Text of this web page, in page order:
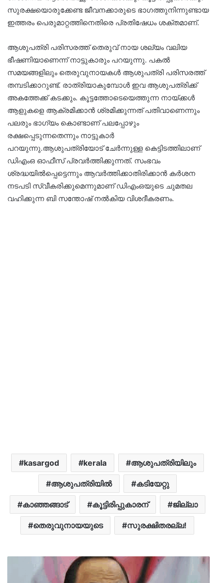
സുരക്ഷയൊരുക്കേണ്ട ജീവനക്കാരുടെ ഭാഗത്തുനിന്നുണ്ടായ
ഇത്തരം പെരുമാറ്റത്തിനെതിരെ പ്രതിഷേധം ശക്തമാണ്.
ആശുപത്രി പരിസരത്ത് തെരുവ് നായ ശല്യം വലിയ
ഭീഷണിയാണെന്ന് നാട്ടുകാരും പറയുന്നു. പകൽ
സമയങ്ങളിലും തെരുവുനായകൾ ആശുപത്രി പരിസരത്ത്
തമ്പടിക്കാറുണ്ട്. രാത്രിയാകുമ്പോൾ ഇവ ആശുപത്രിക്ക്
അകത്തേക്ക് കടക്കും. കൂട്ടത്തോടെയെത്തുന്ന നായ്ക്കൾ
ആളുകളെ ആക്രമിക്കാൻ ശ്രമിക്കുന്നത് പതിവാണെന്നും
പലരും ഭാഗ്യം കൊണ്ടാണ് പലപ്പോഴും
രക്ഷപ്പെടുന്നതെന്നും നാട്ടുകാർ
പറയുന്നു.ആശുപത്രിയോട് ചേർന്നുള്ള കെട്ടിടത്തിലാണ്
ഡിഎംഒ ഓഫീസ് പ്രവർത്തിക്കുന്നത്. സംഭവം
ശ്രദ്ധയിൽപ്പെട്ടെന്നും ആവർത്തിക്കാതിരിക്കാൻ കർശന
നടപടി സ്വീകരിക്കുമെന്നുമാണ് ഡിഎംഒയുടെ ചുമതല
വഹിക്കുന്ന ബി സന്തോഷ് നൽകിയ വിശദീകരണം.
kasargod kerala ആശുപത്രിയിലും
ആശുപത്രിയിൽ കടിയേറ്റു
കാഞ്ഞങ്ങാട് കൂട്ടിരിപ്പുകാരന് ജില്ലാ
തെരുവുനായയുടെ സുരക്ഷിതരല്ല!